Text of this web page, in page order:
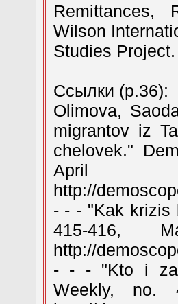
Remittances,
Wilson
Studies
Ссылки (p.36):
Olimova,
migrantov iz
chelovek."
http://
- - - "Kak krizis
415-
http://
- - - "Kto i
Weekly,